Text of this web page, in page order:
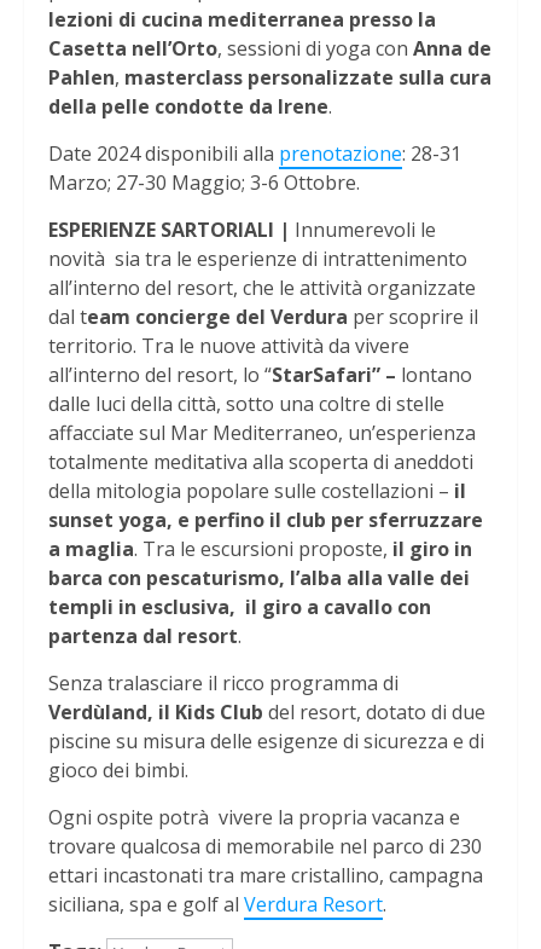
lezioni di cucina mediterranea presso la
Casetta nell’Orto, sessioni di yoga con Anna de
Pahlen, masterclass personalizzate sulla cura
della pelle condotte da Irene.
Date 2024 disponibili alla prenotazione: 28-31
Marzo; 27-30 Maggio; 3-6 Ottobre.
ESPERIENZE SARTORIALI | Innumerevoli le
novità sia tra le esperienze di intrattenimento
all’interno del resort, che le attività organizzate
dal team concierge del Verdura per scoprire il
territorio. Tra le nuove attività da vivere
all’interno del resort, lo “StarSafari” – lontano
dalle luci della città, sotto una coltre di stelle
affacciate sul Mar Mediterraneo, un’esperienza
totalmente meditativa alla scoperta di aneddoti
della mitologia popolare sulle costellazioni – il
sunset yoga, e perfino il club per sferruzzare
a maglia. Tra le escursioni proposte, il giro in
barca con pescaturismo, l’alba alla valle dei
templi in esclusiva, il giro a cavallo con
partenza dal resort.
Senza tralasciare il ricco programma di
Verdùland, il Kids Club del resort, dotato di due
piscine su misura delle esigenze di sicurezza e di
gioco dei bimbi.
Ogni ospite potrà vivere la propria vacanza e
trovare qualcosa di memorabile nel parco di 230
ettari incastonati tra mare cristallino, campagna
siciliana, spa e golf al Verdura Resort.